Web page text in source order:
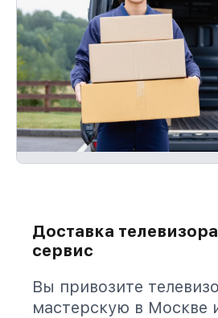
Доставка
сервис
Вы привозите
мастерскую в Москве